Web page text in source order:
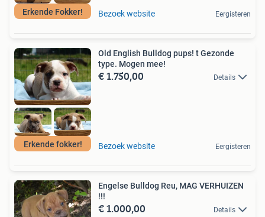
Erkende Fokker! Bezoek website Eergisteren
Erkende fokker!
Old English Bulldog pups! t Gezonde
type. Mogen mee!
€ 1.750,00 Details
Bezoek website Eergisteren
Engelse Bulldog Reu, MAG VERHUIZEN
!!!
€ 1.000,00 Details